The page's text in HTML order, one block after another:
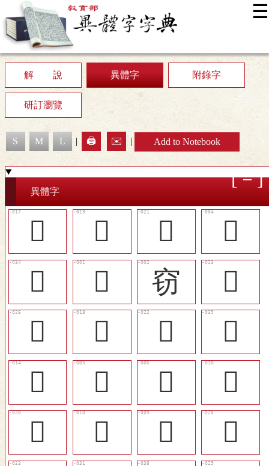
☰
::: News
Display Mode
Sitemap
解 說
異體字 附錄字
研訂瀏覽
S M L | 🖨️ ✉️ | Add to Notebook
異體字
󴏺 󴏼 󴏾
󴏲
󴐉
𢿑 窃
󴐀
𥧼
󴏻 󴏿
󴐊
󴏸
𥨷 𥨱
󴐆
󴏽
󴏴 󴏳
󴐄